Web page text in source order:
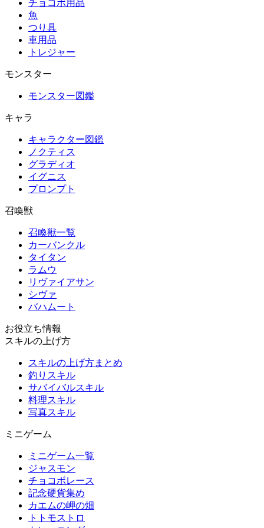
チョコボ用品
魚
つり具
車用品
トレジャー
モンスター
モンスター図鑑
キャラ
キャラクター図鑑
ノクティス
グラディオ
イグニス
プロンプト
召喚獣
召喚獣一覧
カーバンクル
タイタン
ラムウ
リヴァイアサン
シヴァ
バハムート
お役立ち情報
スキルの上げ方
スキルの上げ方まとめ
釣りスキル
サバイバルスキル
料理スキル
写真スキル
ミニゲーム
ミニゲーム一覧
ジャスモン
チョコボレース
記念硬貨集め
カエムの岬の畑
トトモストロ